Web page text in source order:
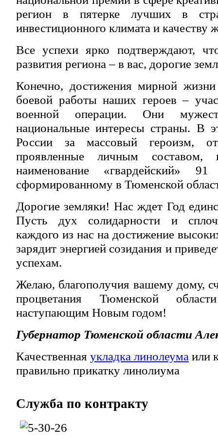
регион в пятерке лучших в
инвестиционного климата и качеству
Все успехи ярко подтверждают,
развития региона – в вас, дорогие
Конечно, достижения мирной жизни
боевой работы наших героев –
военной операции. Они
национальные интересы страны. В
России за массовый героизм,
проявленные личным составом,
наименование «гвардейский»
сформированному в Тюменской
Дорогие земляки! Нас ждет Год
Пусть дух солидарности и
каждого из нас на достижение
зарядит энергией созидания и
успехам.
Желаю, благополучия вашему дому,
процветания Тюменской
наступающим Новым годом!
Губернатор Тюменской области
Качественная укладка линолеума или
правильно прикатку линолиума
Служба по контракту